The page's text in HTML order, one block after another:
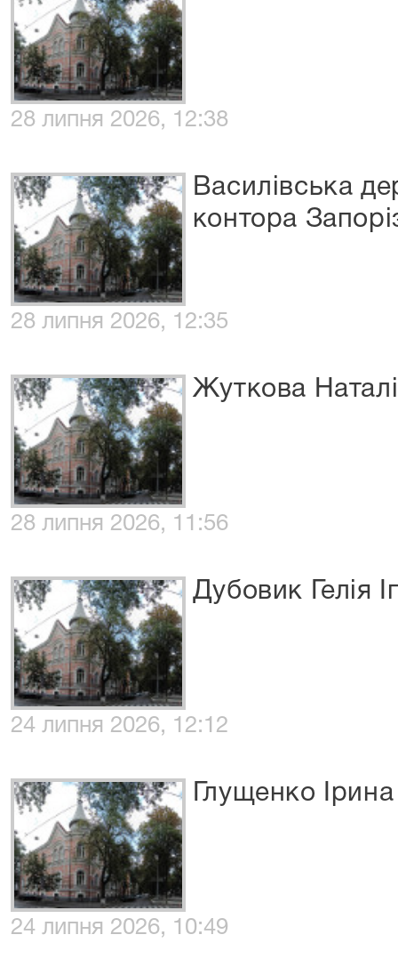
28 липня 2026, 12:38
Василівська
контора
28 липня 2026, 12:35
Жуткова
28 липня 2026, 11:56
Дубовик Гелія
24 липня 2026, 12:12
Глущенко
24 липня 2026, 10:49